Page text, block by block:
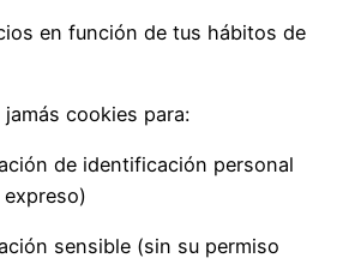
en función de tus hábitos de
cookies para:
de identificación personal
sensible (sin su permiso